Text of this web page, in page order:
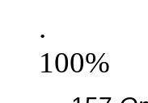
.
100%